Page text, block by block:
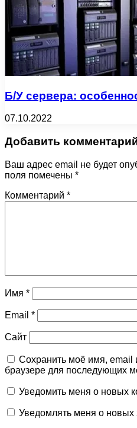
Б/У сервера:
07.10.2022
Добавить
Ваш адрес email не будет
поля помечены *
Комментарий *
Имя *
Email *
Сайт
Сохранить моё имя, email
браузере для последующих
Уведомить меня о новых
Уведомлять меня о новых